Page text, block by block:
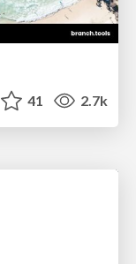
41 2.7k